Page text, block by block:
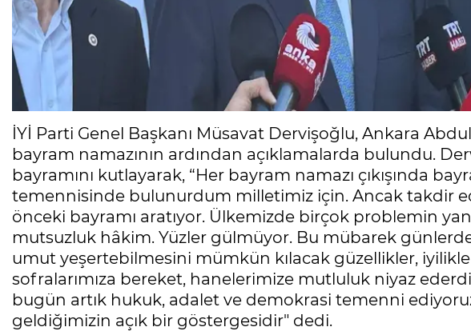
İYİ Parti Genel Başkanı Müsavat Dervişoğlu, Ankara
bayram namazının ardından açıklamalarda bulundu.
bayramını kutlayarak, “Her bayram namazı çıkışında
temennisinde bulunurdum milletimiz için. Ancak takdir
önceki bayramı aratıyor. Ülkemizde birçok problemin
mutsuzluk hâkim. Yüzler gülmüyor. Bu mübarek
umut yeşertebilmesini mümkün kılacak güzellikler,
sofralarımıza bereket, hanelerimize mutluluk niyaz
bugün artık hukuk, adalet ve demokrasi temenni
geldiğimizin açık bir göstergesidir" dedi.